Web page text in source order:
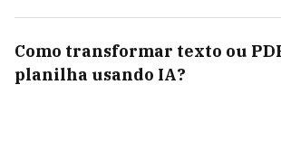
Como transformar texto ou
planilha usando IA?